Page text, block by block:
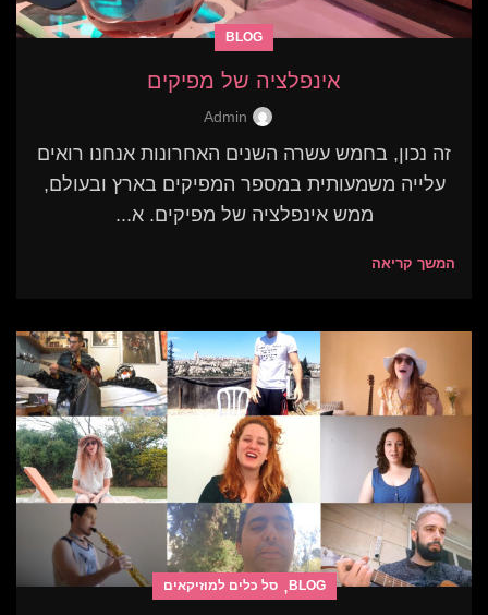
BLOG
אינפלציה של מפיקים
Admin
זה נכון, בחמש עשרה השנים האחרונות אנחנו רואים
עלייה משמעותית במספר המפיקים בארץ ובעולם,
ממש אינפלציה של מפיקים. א...
המשך קריאה
BLOG
,סל כלים למוזיקאים